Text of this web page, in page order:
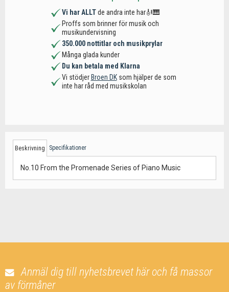
Vi har ALLTde andra inte har🎻🎹
Proffs som brinner för musik och
musikundervisning
350.000 nottitlar och musikprylar
Många glada kunder
Du kan betala med Klarna
Vi stödjer Broen DKsom hjälper de som
inte har råd med musikskolan
Beskrivning Specifikationer
No.10 From the Promenade Series of Piano Music
Anmäl dig till nyhetsbrevet här och få massor
av förmåner